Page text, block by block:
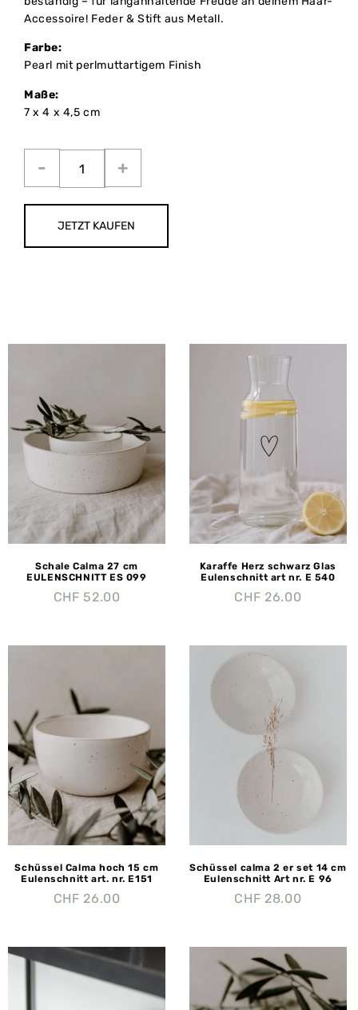
Accessoire! Feder & Stift aus Metall.
Farbe:
Pearl mit perlmuttartigem Finish
Maße:
7 x 4 x 4,5 cm
JETZT KAUFEN
Schale Calma 27 cm
EULENSCHNITT ES 099
CHF 52.00
Karaffe Herz schwarz Glas
Eulenschnitt art nr. E 540
CHF 26.00
Schüssel Calma hoch 15 cm
Eulenschnitt art. nr. E151
CHF 26.00
Schüssel calma 2 er set 14 cm
Eulenschnitt Art nr. E 96
CHF 28.00